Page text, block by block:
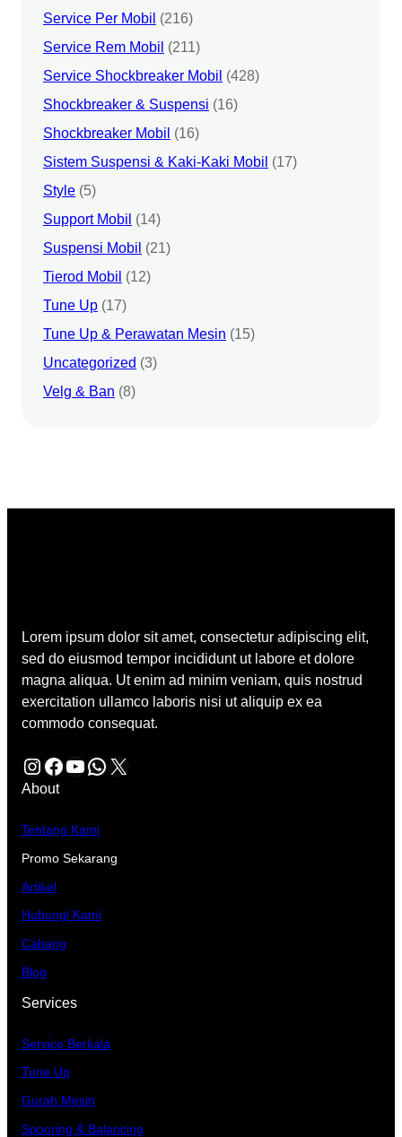
Service Per Mobil (216)
Service Rem Mobil (211)
Service Shockbreaker Mobil (428)
Shockbreaker & Suspensi (16)
Shockbreaker Mobil (16)
Sistem Suspensi & Kaki-Kaki Mobil (17)
Style (5)
Support Mobil (14)
Suspensi Mobil (21)
Tierod Mobil (12)
Tune Up (17)
Tune Up & Perawatan Mesin (15)
Uncategorized (3)
Velg & Ban (8)
Lorem ipsum dolor sit amet, consectetur adipiscing elit,
sed do eiusmod tempor incididunt ut labore et dolore
magna aliqua. Ut enim ad minim veniam, quis nostrud
exercitation ullamco laboris nisi ut aliquip ex ea
commodo consequat.
Instagram Facebook YouTube WhatsApp X
About
Tentang Kami
Promo Sekarang
Artikel
Hubungi Kami
Cabang
Blog
Services
Service Berkala
Tune Up
Gurah Mesin
Spooring & Balancing